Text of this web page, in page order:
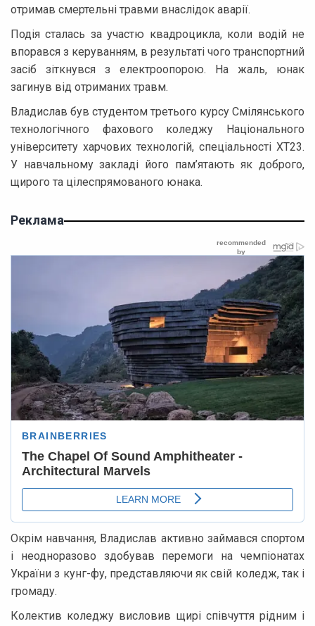
отримав смертельні травми внаслідок аварії.
Подія сталась за участю квадроцикла, коли водій не
впорався з керуванням, в результаті чого транспортний
засіб зіткнувся з електроопорою. На жаль, юнак
загинув від отриманих травм.
Владислав був студентом третього курсу Смілянського
технологічного фахового коледжу Національного
університету харчових технологій, спеціальності ХТ23.
У навчальному закладі його пам’ятають як доброго,
щирого та цілеспрямованого юнака.
Реклама
Окрім навчання, Владислав активно займався спортом
і неодноразово здобував перемоги на чемпіонатах
України з кунг-фу, представляючи як свій коледж, так і
громаду.
Колектив коледжу висловив щирі співчуття рідним і